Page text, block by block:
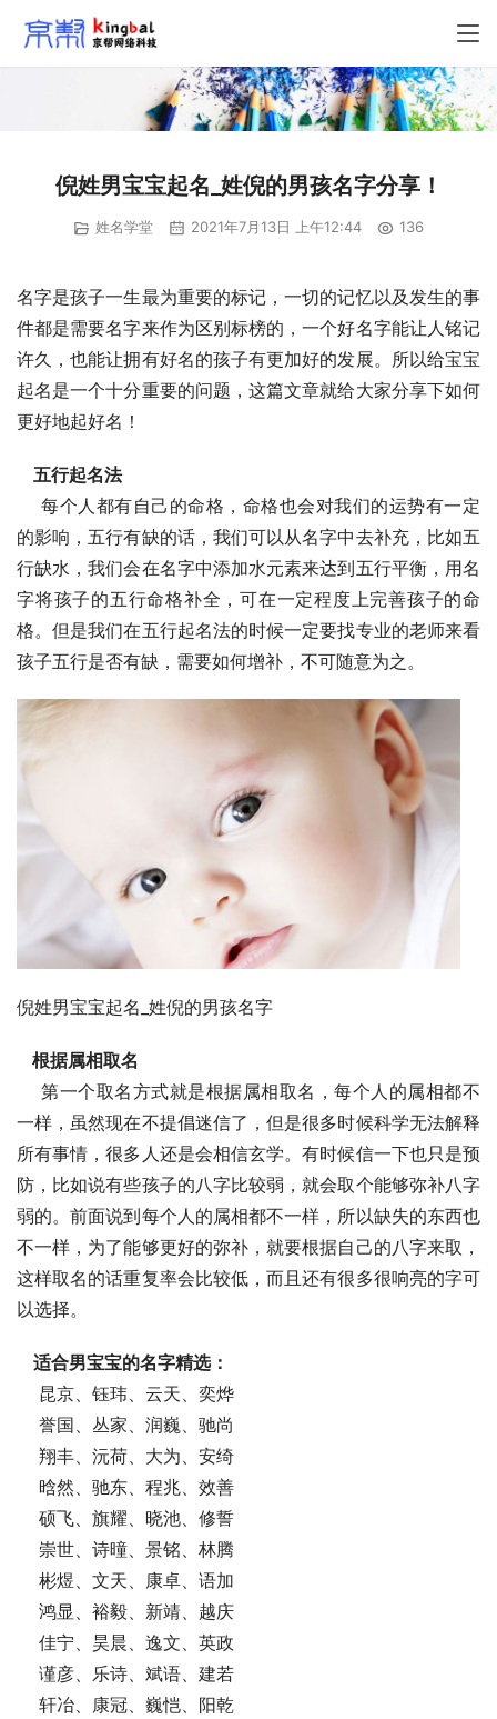
倪姓男宝宝起名_姓倪的男孩名字分享！
姓名学堂 2021年7月13日 上午12:44 136
名字是孩子一生最为重要的标记，一切的记忆以及发生的事
件都是需要名字来作为区别标榜的，一个好名字能让人铭记
许久，也能让拥有好名的孩子有更加好的发展。所以给宝宝
起名是一个十分重要的问题，这篇文章就给大家分享下如何
更好地起好名！
五行起名法
的影响，五行有缺的话，我们可以从名字中去补充，比如五
行缺水，我们会在名字中添加水元素来达到五行平衡，用名
字将孩子的五行命格补全，可在一定程度上完善孩子的命
格。但是我们在五行起名法的时候一定要找专业的老师来看
孩子五行是否有缺，需要如何增补，不可随意为之。
倪姓男宝宝起名_姓倪的男孩名字
根据属相取名
一样，虽然现在不提倡迷信了，但是很多时候科学无法解释
所有事情，很多人还是会相信玄学。有时候信一下也只是预
防，比如说有些孩子的八字比较弱，就会取个能够弥补八字
弱的。前面说到每个人的属相都不一样，所以缺失的东西也
不一样，为了能够更好的弥补，就要根据自己的八字来取，
这样取名的话重复率会比较低，而且还有很多很响亮的字可
以选择。
适合男宝宝的名字精选：
昆京、钰玮、云天、奕烨
誉国、丛家、润巍、驰尚
翔丰、沅荷、大为、安绮
晗然、驰东、程兆、效善
硕飞、旗耀、晓池、修誓
崇世、诗曈、景铭、林腾
彬煜、文天、康卓、语加
鸿显、裕毅、新靖、越庆
佳宁、昊晨、逸文、英政
谨彦、乐诗、斌语、建若
轩冶、康冠、巍恺、阳乾